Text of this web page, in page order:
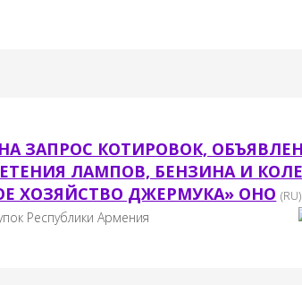
ЗАПРОС КОТИРОВОК,
ЛАМПОВ, БЕНЗИНА И
ХОЗЯЙСТВО ДЖЕРМУКА» ОНО (RU)
Республики Армения